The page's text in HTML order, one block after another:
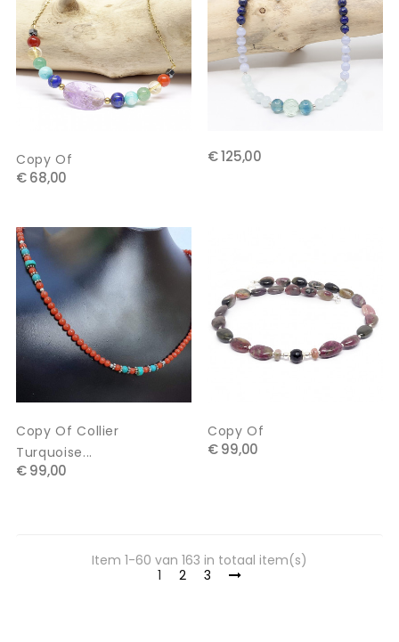
Copy Of
€ 68,00
€ 125,00
Copy Of Collier
Turquoise...
€ 99,00
Copy Of
€ 99,00
Item 1-60 van 163 in totaal item(s)
1
2 3